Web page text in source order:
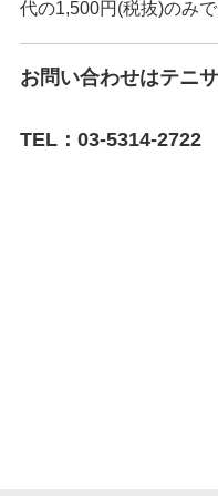
代の1,500円(税抜)のみ
お問い合わせはテニ
TEL：03-5314-2722